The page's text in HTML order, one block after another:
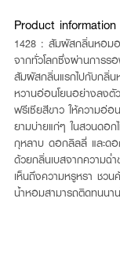
Product information
1428 : สัมผัสกลิ่นหอมอ
จากทั่วโลกซึ่งผ่านการร
สัมผัสกลิ่นแรกไปกับกลิ่น
หวานอ่อนโยนอย่างลง
ฟรีเซียสีขาว ให้ความอ่อ
ยามบ่ายแก่ๆ ในสวนดอ
กุหลาบ ดอกลิลลี่ และด
ด้วยกลิ่นเบสจากความฉ่
เห็นถึงความหรูหรา ชวน
น้ำหอมสามารถติดทนนา